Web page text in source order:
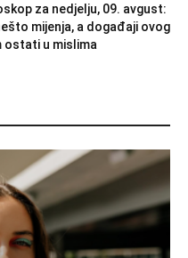
za nedjelju, 09. avgust:
mijenja, a događaji ovog
ostati u mislima